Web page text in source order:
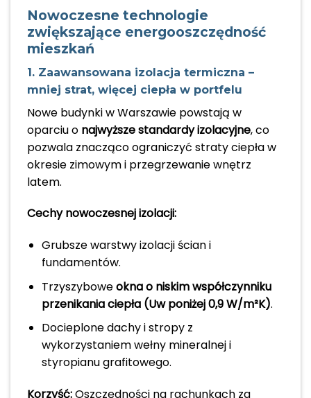
Nowoczesne technologie
zwiększające energooszczędność
mieszkań
1. Zaawansowana izolacja termiczna –
mniej strat, więcej ciepła w portfelu
Nowe budynki w Warszawie powstają w
oparciu o najwyższe standardy izolacyjne, co
pozwala znacząco ograniczyć straty ciepła w
okresie zimowym i przegrzewanie wnętrz
latem.
Cechy nowoczesnej izolacji:
Grubsze warstwy izolacji ścian i
fundamentów.
Trzyszyboweokna o niskim współczynniku
przenikania ciepła (Uw poniżej 0,9 W/m²K).
Docieplone dachy i stropy z
wykorzystaniem wełny mineralnej i
styropianu grafitowego.
Korzyść:Oszczędności na rachunkach za